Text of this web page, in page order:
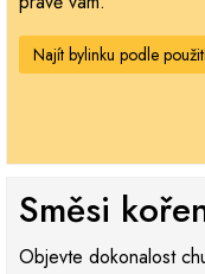
Najít bylinku podle
Směsi
Objevte dokonalost